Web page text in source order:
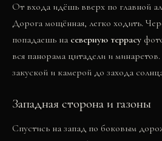
От входа идёшь вверх по главной
Дорога мощённая, легко ходить.
попадаешь на северную террасу
вся панорама цитадели и
закуской и камерой до захода
Западная сторона и газоны
Спустись на запад по боковым